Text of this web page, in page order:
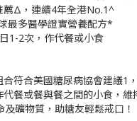
薦Δ，連續4年全港No.1^
最多醫學證實營養配方*
1-2次，作代餐或小食
符合美國糖尿病協會建議1
餐或餐與餐之間的小食，維
礦物質，助糖友輕鬆戒口！